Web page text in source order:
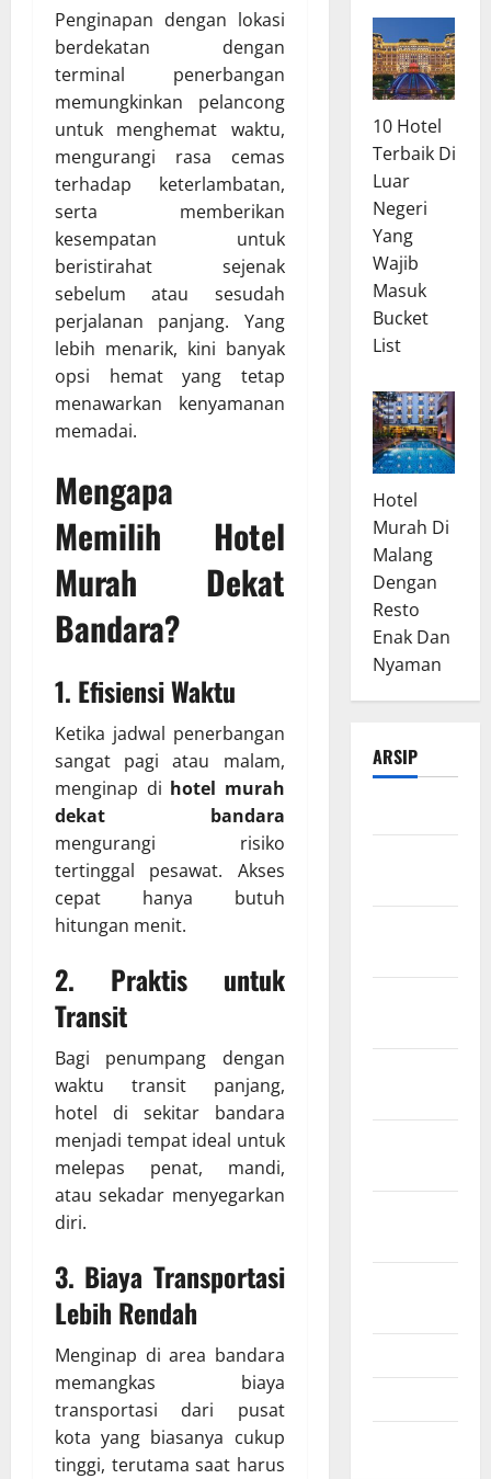
Penginapan dengan lokasi
berdekatan dengan
terminal penerbangan
memungkinkan pelancong
untuk menghemat waktu,
mengurangi rasa cemas
terhadap keterlambatan,
serta memberikan
kesempatan untuk
beristirahat sejenak
sebelum atau sesudah
perjalanan panjang. Yang
lebih menarik, kini banyak
opsi hemat yang tetap
menawarkan kenyamanan
memadai.
Mengapa
Memilih Hotel
Murah Dekat
Bandara?
1. Efisiensi Waktu
Ketika jadwal penerbangan
sangat pagi atau malam,
menginap di hotel murah
dekat bandara
mengurangi risiko
tertinggal pesawat. Akses
cepat hanya butuh
hitungan menit.
2. Praktis untuk
Transit
Bagi penumpang dengan
waktu transit panjang,
hotel di sekitar bandara
menjadi tempat ideal untuk
melepas penat, mandi,
atau sekadar menyegarkan
diri.
3. Biaya Transportasi
Lebih Rendah
Menginap di area bandara
memangkas biaya
transportasi dari pusat
kota yang biasanya cukup
tinggi, terutama saat harus
10 Hotel
Terbaik Di
Luar
Negeri
Yang
Wajib
Masuk
Bucket
List
Hotel
Murah Di
Malang
Dengan
Resto
Enak Dan
Nyaman
ARSIP